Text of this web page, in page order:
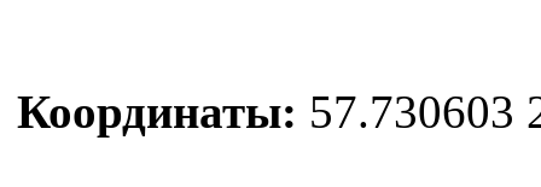
Координаты: 57.730603